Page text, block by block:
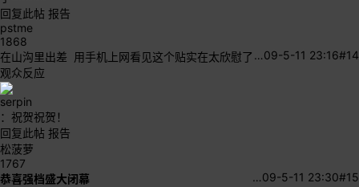
回复此帖 报告
pstme
1868
#14
09-5-11 23:16
…
在山沟里出差 用手机上网看见这个贴实在太欣慰了
观众反应
serpin
：祝贺祝贺！
回复此帖 报告
松菠萝
1767
#15
09-5-11 23:30
…
恭喜强档盛大闭幕